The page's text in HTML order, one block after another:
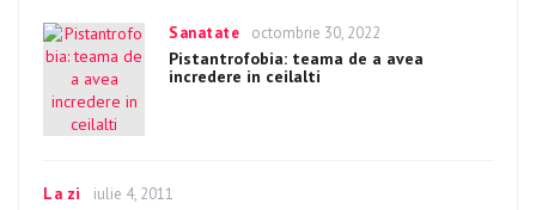
Categories
Sanatate
Posted
on
octombrie 30, 2022
Pistantrofobia: teama de a avea
incredere in ceilalti
Categories
La zi
Posted
iulie 4, 2011